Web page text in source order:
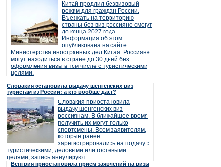
Китай продлил безвизовый
режим для граждан России.
Въезжать на территорию
страны без виз россияне смогут
до конца 2027 года.
Информация об этом
опубликована на сайте
Министерства иностранных дел Китая. Россияне
могут находиться в стране до 30 дней без
оформления визы в том числе с туристическими
целями.
Словакия остановила выдачу шенгенских виз
туристам из России: а кто вообще дает?
Словакия приостановила
выдачу шенгенских виз
россиянам. В ближайшее время
получить их могут только
спортсмены. Всем заявителям,
которые ранее
зарегистрировались на подачу с
туристическими, деловыми или гостевыми
целями, запись аннулируют.
Венгрия приостановила прием заявлений на визы